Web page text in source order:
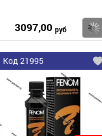
Купить
3097,00 руб
Код 21995